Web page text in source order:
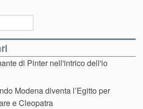
di Pinter nell'intrico dell'io
Modena diventa l’Egitto per
e Cleopatra